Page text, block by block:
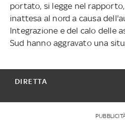
portato, si legge nel
inattesa al nord a causa
Integrazione e del calo delle
Sud hanno aggravato una
DIRETTA